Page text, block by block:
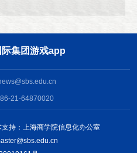
集团游戏app
21-64870020
持：上海商学院信息化办公室